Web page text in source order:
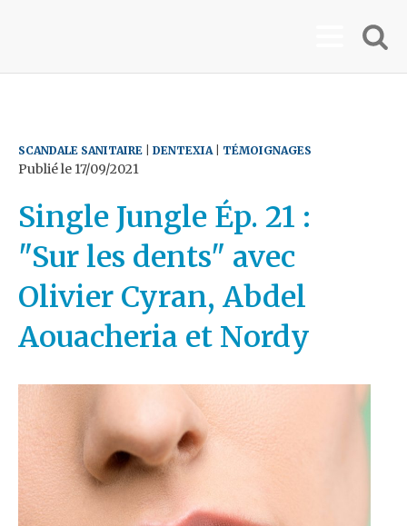
SCANDALE SANITAIRE DENTEXIA| TÉMOIGNAGES
Publié le 17/09/2021
Single Jungle Ép. 21 :
"Sur les dents" avec
Olivier Cyran, Abdel
Aouacheria et Nordy